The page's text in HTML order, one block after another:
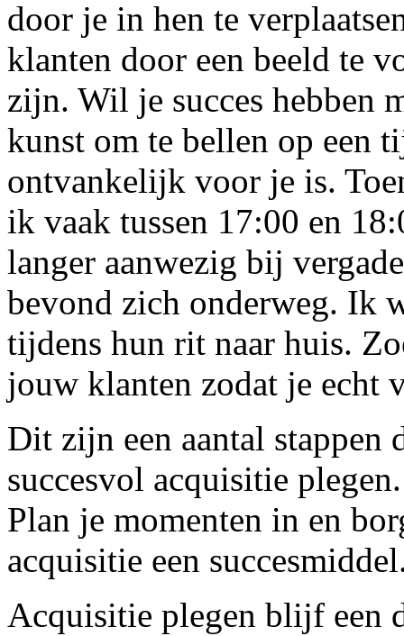
door je in hen te
klanten door een beeld te
zijn. Wil je succes hebben
kunst om te bellen op een
ontvankelijk voor je is.
ik vaak tussen 17:00 en
langer aanwezig bij
bevond zich onderweg. Ik
tijdens hun rit naar huis.
jouw klanten zodat je echt
Dit zijn een aantal stappen
succesvol acquisitie
Plan je momenten in en
acquisitie een succesmiddel
Acquisitie plegen blijf een